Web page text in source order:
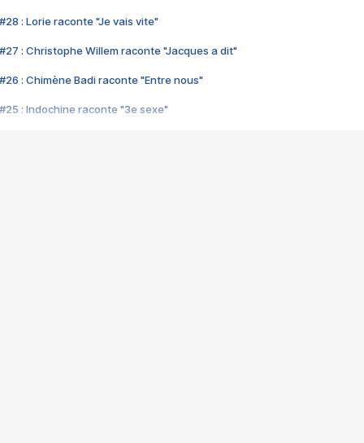
#28 : Lorie raconte "Je vais vite"
#27 : Christophe Willem raconte "Jacques a dit"
#26 : Chimène Badi raconte "Entre nous"
#25 : Indochine raconte "3e sexe"